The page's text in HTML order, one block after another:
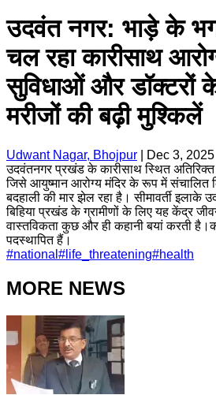
उदवंत नगर: भाड़े के
चल रहा कारीसाथ
सुविधाओं और डॉक्टरों
मरीजों की बढ़ी मुश्किलें
Udwant Nagar, Bhojpur
Dec 3, 2025
उदवंतनगर प्रखंड के कारीसाथ स्थित अतिरिक्त
जिसे आयुष्मान आरोग्य मंदिर के रूप में संचालित
बदहाली की मार झेल रहा है। सीमावर्ती
बिहिया प्रखंड के ग्रामीणों के लिए यह केंद्र
वास्तविकता कुछ और ही कहानी बयां करती
पदस्थापित हैं।
#national # life_threatening#health
MORE NEWS